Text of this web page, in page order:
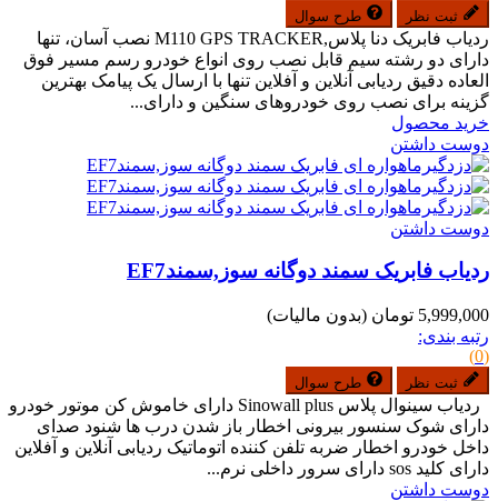
ثبت نظر طرح سوال
ردیاب فابریک دنا پلاس,M110 GPS TRACKER نصب آسان، تنها
دارای دو رشته سیم قابل نصب روی انواع خودرو رسم مسیر فوق
العاده دقیق ردیابی آنلاین و آفلاین تنها با ارسال یک پیامک بهترین
گزینه برای نصب روی خودروهای سنگین و دارای...
خرید محصول
دوست داشتن
دوست داشتن
ردیاب فابریک سمند دوگانه سوز,سمندEF7
5,999,000 تومان
(بدون مالیات)
رتبه بندی:
(0)
ثبت نظر طرح سوال
ردیاب سینوال پلاس Sinowall plus دارای خاموش کن موتور خودرو
دارای شوک سنسور بیرونی اخطار باز شدن درب ها شنود صدای
داخل خودرو اخطار ضربه تلفن کننده اتوماتیک ردیابی آنلاین و آفلاین
دارای کلید sos دارای سرور داخلی نرم...
دوست داشتن